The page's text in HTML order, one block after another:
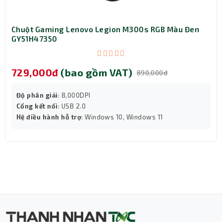
Chuột Gaming Lenovo Legion M300s RGB Màu Đen
GY51H47350
729,000đ (bao gồm VAT) 890,000đ
Độ phân giải: 8,000DPI
Cổng kết nối: USB 2.0
Hệ điều hành hỗ trợ: Windows 10, Windows 11